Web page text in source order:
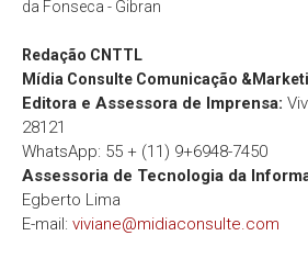
da Fonseca - Gibran
Redação CNTTL
Mídia Consulte Comunicação
Editora e Assessora de Imprensa:
28121
WhatsApp: 55 + (11) 9+6948-7450
Assessoria de Tecnologia da
Egberto Lima
E-mail: viviane@midiaconsulte.com